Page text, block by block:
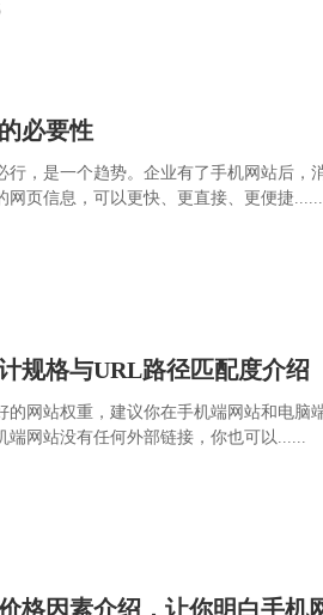
必要性
行，是一个趋势。企业有了手机网站后，
网页信息，可以更快、更直接、更便捷......
规格与URL路径匹配度介绍
网站权重，建议你在手机端网站和电脑
端网站没有任何外部链接，你也可以......